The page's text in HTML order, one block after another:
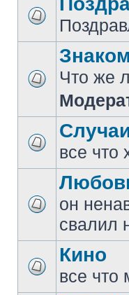
Что же
все что
он
свалил
Кино
все